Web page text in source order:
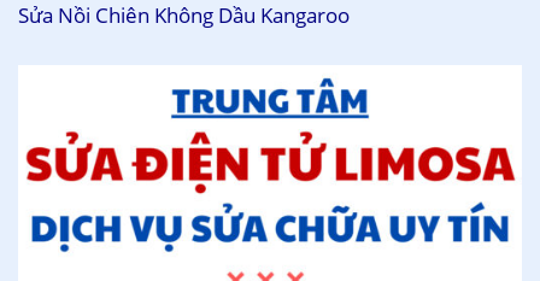
Sửa Nồi Chiên Không Dầu Kangaroo